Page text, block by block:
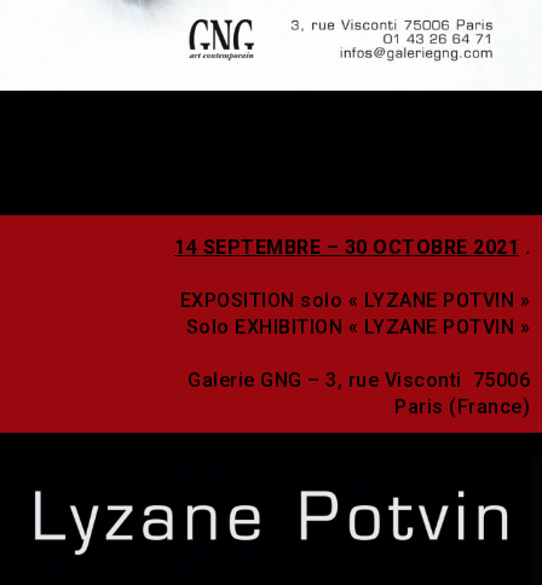
14 SEPTEMBRE – 30 OCTOBRE 2021 .
EXPOSITION solo « LYZANE POTVIN »
Solo EXHIBITION « LYZANE POTVIN »
Galerie GNG – 3, rue Visconti 75006
Paris (France)